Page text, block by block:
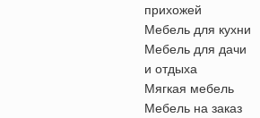
прихожей
Мебель для кухни
Мебель для дачи
и отдыха
Мягкая мебель
Мебель на заказ